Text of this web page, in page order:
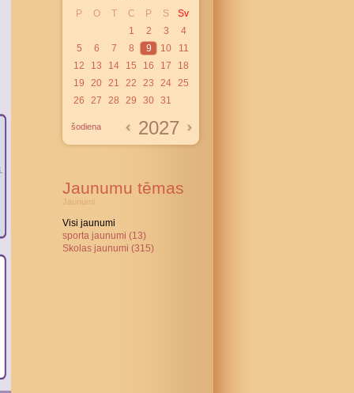
P O T C P S
Sv
1
2 3
4
5
6 7 8 9 10
11
12
13 14 15 16 17
18
19
20 21 22 23 24 25
26
27 28 29 30 31
šodiena 2027
Jaunumu tēmas
Jaunumi:
Visi jaunumi
sporta jaunumi (13)
Skolas jaunumi (315)